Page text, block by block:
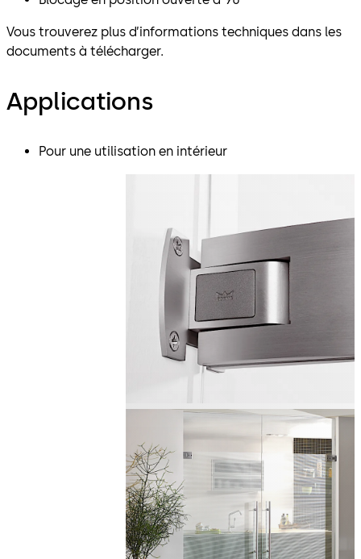
Vous trouverez plus d’informations techniques dans les
documents à télécharger.
Applications
Pour une utilisation en intérieur